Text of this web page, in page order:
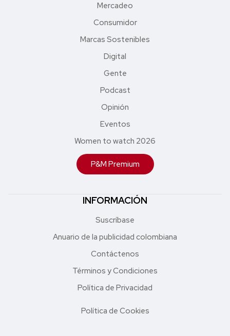
Mercadeo
Consumidor
Marcas Sostenibles
Digital
Gente
Podcast
Opinión
Eventos
Women to watch 2026
P&M Premium
INFORMACIÓN
Suscríbase
Anuario de la publicidad colombiana
Contáctenos
Términos y Condiciones
Política de Privacidad
Política de Cookies